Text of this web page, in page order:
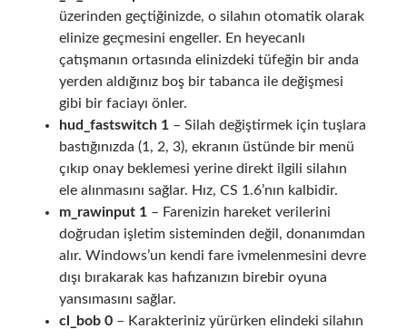
üzerinden geçtiğinizde, o silahın otomatik olarak
elinize geçmesini engeller. En heyecanlı
çatışmanın ortasında elinizdeki tüfeğin bir anda
yerden aldığınız boş bir tabanca ile değişmesi
gibi bir faciayı önler.
hud_fastswitch 1– Silah değiştirmek için tuşlara
bastığınızda (1, 2, 3), ekranın üstünde bir menü
çıkıp onay beklemesi yerine direkt ilgili silahın
ele alınmasını sağlar. Hız, CS 1.6’nın kalbidir.
m_rawinput 1– Farenizin hareket verilerini
doğrudan işletim sisteminden değil, donanımdan
alır. Windows’un kendi fare ivmelenmesini devre
dışı bırakarak kas hafızanızın birebir oyuna
yansımasını sağlar.
cl_bob 0– Karakteriniz yürürken elindeki silahın